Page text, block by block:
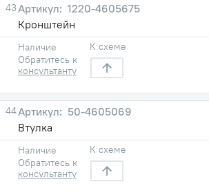
43
1220-4605675
Кронштейн
Наличие
Обратитесь к
консультанту
К схеме
44
50-4605069
Втулка
Наличие
Обратитесь к
консультанту
К схеме